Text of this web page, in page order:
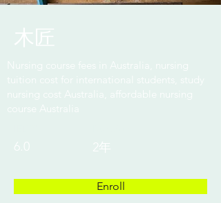
木匠
Nursing course fees in Australia, nursing
tuition cost for international students, study
nursing cost Australia, affordable nursing
course Australia
6.0 2年
Enroll